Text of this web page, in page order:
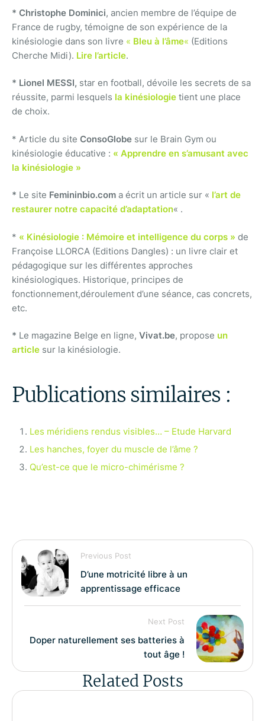
* Christophe Dominici, ancien membre de l’équipe de
France de rugby, témoigne de son expérience de la
kinésiologie dans son livre « Bleu à l’âme« (Editions
Cherche Midi). Lire l’article.
* Lionel MESSI, star en football, dévoile les secrets de sa
réussite, parmi lesquels la kinésiologie tient une place
de choix.
* Article du site ConsoGlobe sur le Brain Gym ou
kinésiologie éducative : « Apprendre en s’amusant avec
la kinésiologie »
* Le site Femininbio.com a écrit un article sur « l’art de
restaurer notre capacité d’adaptation« .
* « Kinésiologie : Mémoire et intelligence du corps » de
Françoise LLORCA (Editions Dangles) : un livre clair et
pédagogique sur les différentes approches
kinésiologiques. Historique, principes de
fonctionnement,déroulement d’une séance, cas concrets,
etc.
* Le magazine Belge en ligne, Vivat.be, propose un
article sur la kinésiologie.
Publications similaires :
Les méridiens rendus visibles… – Etude Harvard
Les hanches, foyer du muscle de l’âme ?
Qu’est-ce que le micro-chimérisme ?
Previous Post
D’une motricité libre à un
apprentissage efficace
Next Post
Doper naturellement ses batteries à
tout âge !
Related Posts